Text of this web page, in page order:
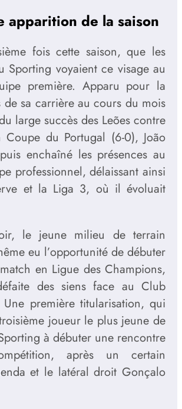
apparition de la saison
fois cette saison, que les
Sporting voyaient ce visage au
première. Apparu pour la
de sa carrière au cours du mois
large succès des Leões contre
Coupe du Portugal (6-0), João
enchaîné les présences au
professionnel, délaissant ainsi
et la Liga 3, où il évoluait
le jeune milieu de terrain
eu l’opportunité de débuter
en Ligue des Champions,
des siens face au Club
Une première titularisation, qui
joueur le plus jeune de
à débuter une rencontre
après un certain
et le latéral droit Gonçalo